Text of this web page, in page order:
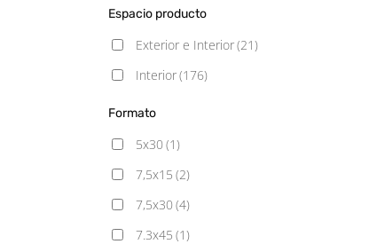
Blancos
(30)
Cemento
Decorado
Espacio producto
Exterior e Interior(21)
Interior(176)
Formato
5x30 (1)
7,5x15 (2)
7,5x30 (4)
7.3x45 (1)